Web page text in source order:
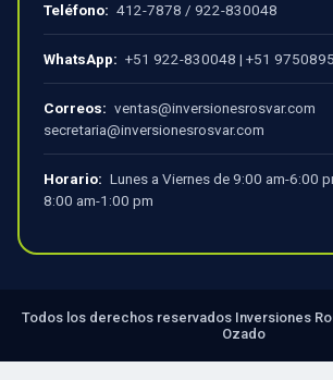
Teléfono: 412-7878 / 922-830048
WhatsApp: +51 922-830048 | +51
Correos: ventas@inversionesrosvar.com
secretaria@inversionesrosvar.com
Horario: Lunes a Viernes de 9:00 am-6:00
8:00 am-1:00 pm
Todos los derechos reservados Inversiones
Ozado